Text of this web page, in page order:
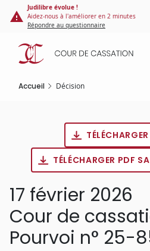
Panneau de gestion des cookies
contenu
principal
Judilibre évolue !
Aidez-nous à l'améliorer en 2 minutes
Répondre au questionnaire
Accueil Décision
TÉLÉCHARGER PDF
17 février 2026
Cour de
Pourvoi n° 25-